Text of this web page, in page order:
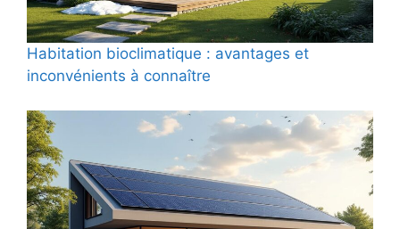
Habitation bioclimatique : avantages et
inconvénients à connaître